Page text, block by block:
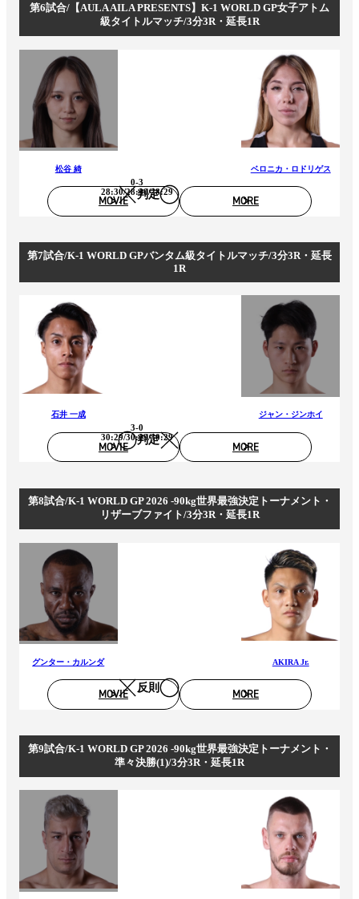
第6試合/【AULA AILA PRESENTS】K-1 WORLD GP女子アトム
級タイトルマッチ/3分3R・延長1R
松谷 綺
判定
0-3
28:30/28:30/28:29
ベロニカ・ロドリゲス
MOVIE MORE
第7試合/K-1 WORLD GPバンタム級タイトルマッチ/3分3R・延長
1R
石井 一成
判定
3-0
30:29/30:29/30:29
ジャン・ジンホイ
MOVIE MORE
第8試合/K-1 WORLD GP 2026 -90kg世界最強決定トーナメント・
リザーブファイト/3分3R・延長1R
グンター・カルンダ
反則
AKIRA Jr.
MOVIE MORE
第9試合/K-1 WORLD GP 2026 -90kg世界最強決定トーナメント・
準々決勝(1)/3分3R・延長1R